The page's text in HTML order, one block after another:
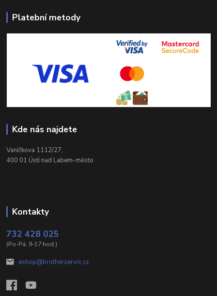
Platební metody
Kde nás najdete
Vaníčkova 1112/27,
400 01 Ústí nad Labem-město
Kontakty
732 428 025
(Po-Pá, 9-17 hod.)
eshop@brotherservis.cz